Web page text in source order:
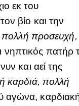
εκ του
βίο και την
προσευχή,
πατήρ
και αεί της
καρδιά, πολλή
αγώνα,